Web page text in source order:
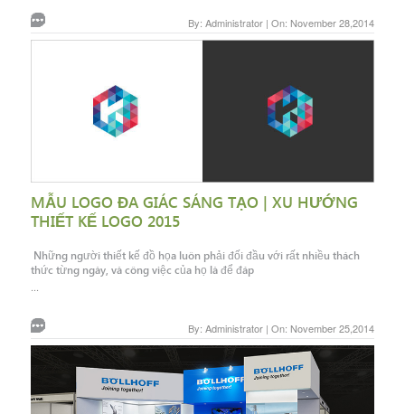
By: Administrator | On: November 28,2014
MẪU LOGO ĐA GIÁC SÁNG TẠO | XU HƯỚNG
THIẾT KẾ LOGO 2015
Những người thiết kế đồ họa luôn phải đối đầu với rất nhiều thách
thức từng ngày, và công việc của họ là để đáp
By: Administrator | On: November 25,2014